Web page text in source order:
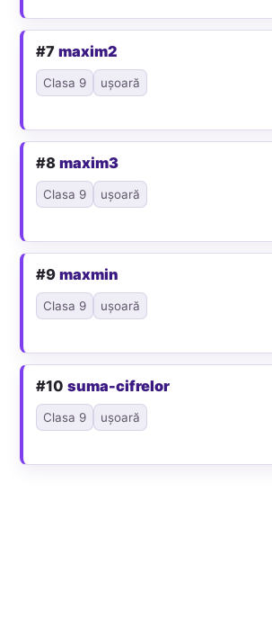
#7maxim2
Clasa 9 ușoară
#8maxim3
Clasa 9 ușoară
#9maxmin
Clasa 9 ușoară
#10suma-cifrelor
Clasa 9 ușoară